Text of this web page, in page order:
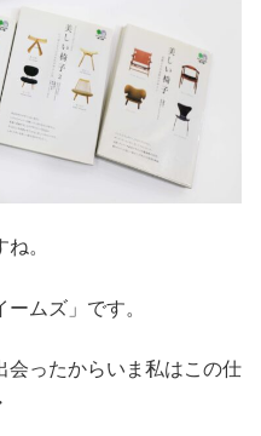
。
ームズ」です。
会ったからいま私はこの仕